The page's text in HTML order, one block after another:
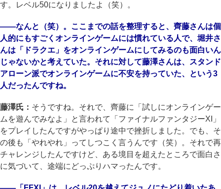
す。レベル50になりましたよ（笑）。
――なんと（笑）。ここまでの話を整理すると、齊藤さんは個
人的にもすごくオンラインゲームには慣れている人で、堀井さ
んは「ドラクエ」をオンラインゲームにしてみるのも面白いん
じゃないかと考えていた。それに対して藤澤さんは、スタンド
アローン派でオンラインゲームに不安を持っていた、という3
人だったんですね。
藤澤氏： そうですね。それで、齊藤に「試しにオンラインゲー
ムを遊んでみなよ」と言われて「ファイナルファンタジーXI」
をプレイしたんですがやっぱり途中で挫折しました。でも、そ
の後も「やれやれ」ってしつこく言うんです（笑）。それで再
チャレンジしたんですけど、ある境目を超えたところで面白さ
に気づいて、途端にどっぷりハマったんです。